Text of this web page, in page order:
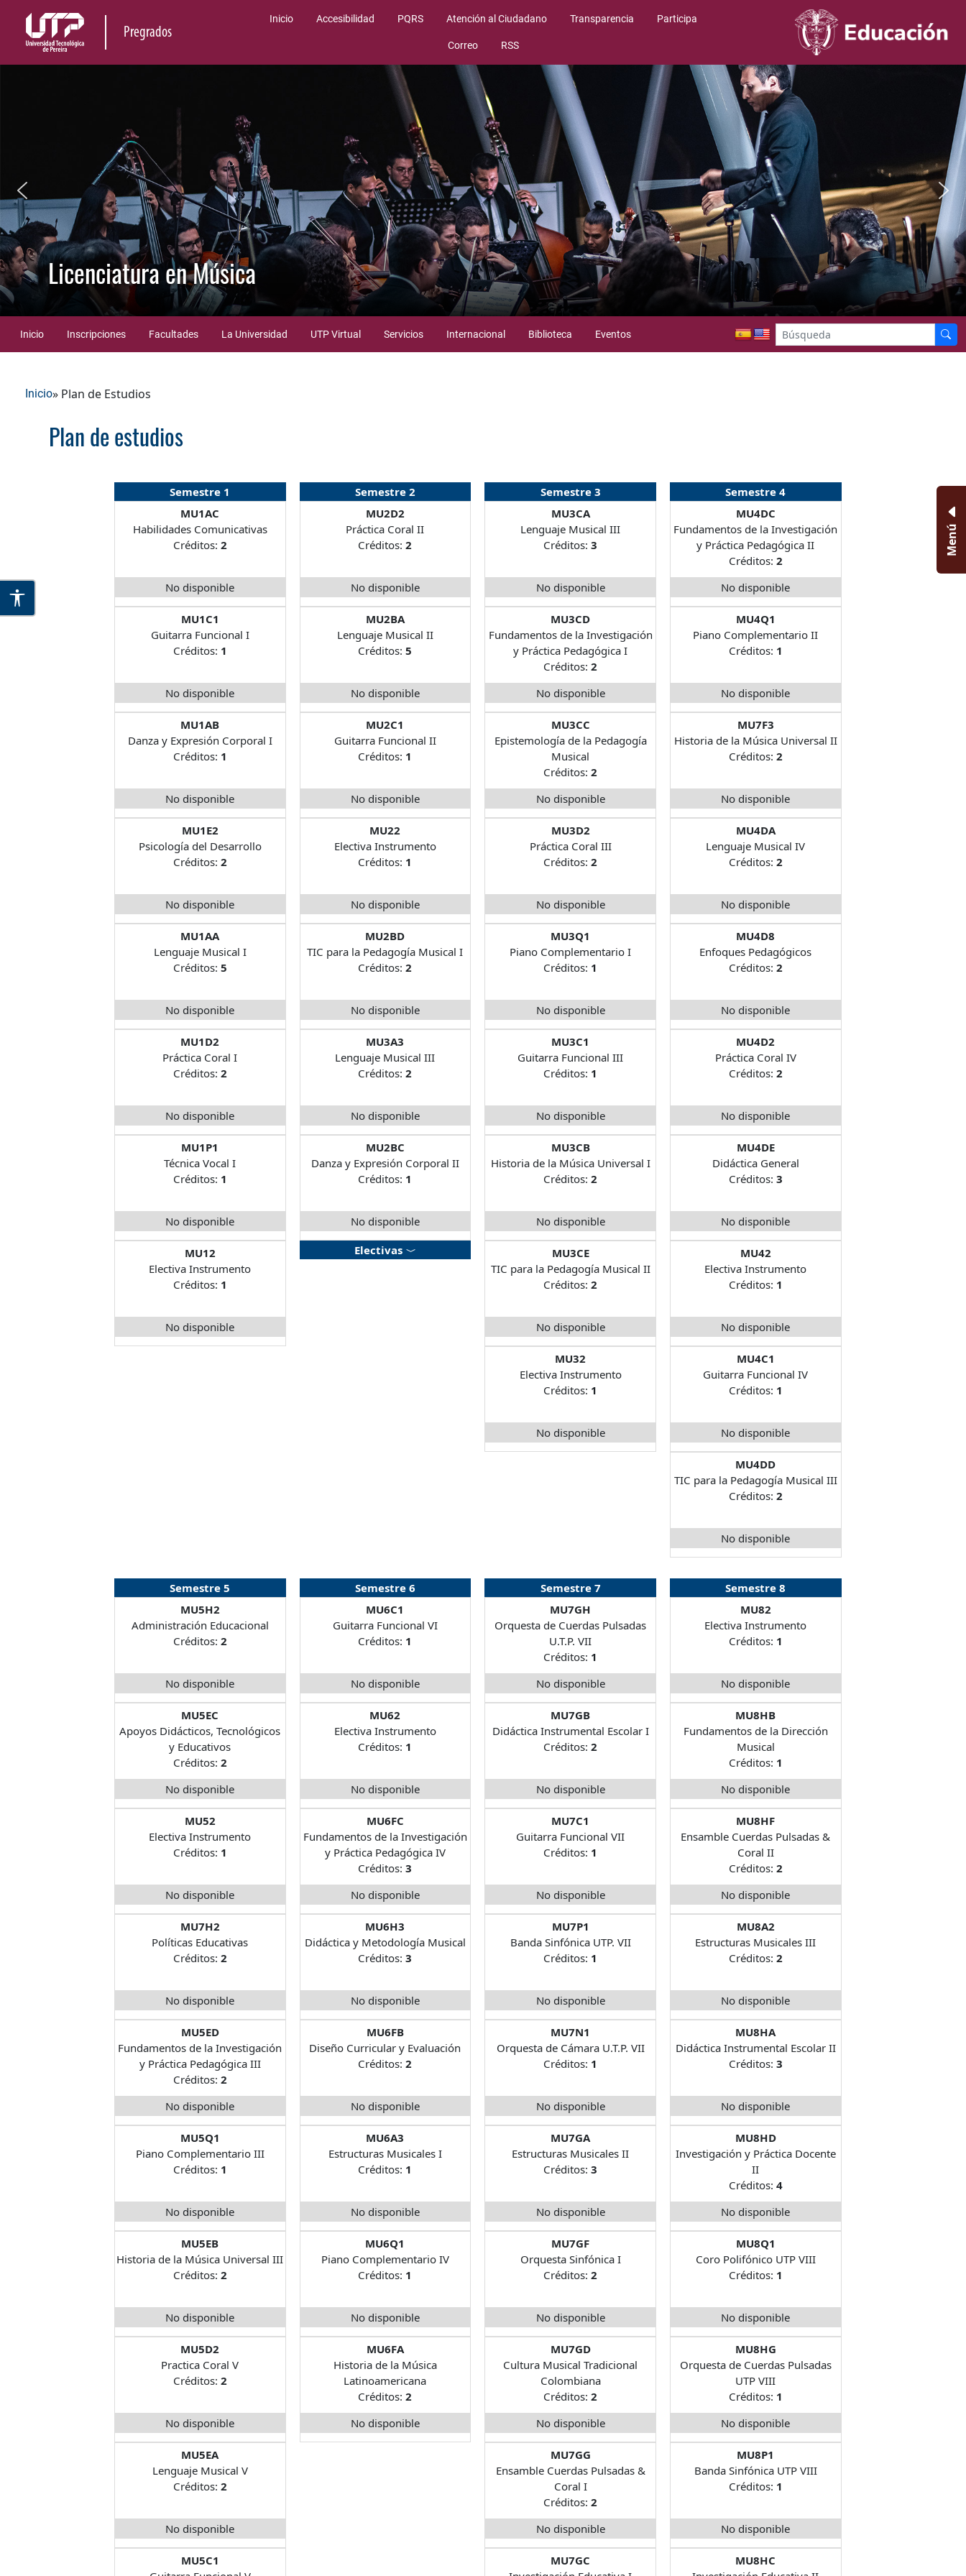
Pregrados
Inicio Accesibilidad PQRS Atención al Ciudadano Transparencia Participa
Correo RSS
Licenciatura en Música
Inicio Inscripciones Facultades La Universidad UTP Virtual Servicios Internacional Biblioteca Eventos
Inicio» Plan de Estudios
Plan de estudios
Semestre 1
MU1AC
Habilidades Comunicativas
Créditos: 2
No disponible
MU1C1
Guitarra Funcional I
Créditos: 1
No disponible
MU1AB
Danza y Expresión Corporal I
Créditos: 1
No disponible
MU1E2
Psicología del Desarrollo
Créditos: 2
No disponible
MU1AA
Lenguaje Musical I
Créditos: 5
No disponible
MU1D2
Práctica Coral I
Créditos: 2
No disponible
MU1P1
Técnica Vocal I
Créditos: 1
No disponible
MU12
Electiva Instrumento
Créditos: 1
No disponible
Semestre 2
MU2D2
Práctica Coral II
Créditos:2
No disponible
MU2BA
Lenguaje Musical II
Créditos:5
No disponible
MU2C1
Guitarra Funcional II
Créditos: 1
No disponible
MU22
Electiva Instrumento
Créditos: 1
No disponible
MU2BD
TIC para la Pedagogía Musical I
Créditos:2
No disponible
MU3A3
Lenguaje Musical III
Créditos:2
No disponible
MU2BC
Danza y Expresión Corporal II
Créditos: 1
No disponible
Electivas
Semestre 3
MU3CA
Lenguaje Musical III
Créditos:3
No disponible
MU3CD
Fundamentos de la Investigación
y Práctica Pedagógica I
Créditos:2
No disponible
MU3CC
Epistemología de la Pedagogía
Musical
Créditos:2
No disponible
MU3D2
Práctica Coral III
Créditos:2
No disponible
MU3Q1
Piano Complementario I
Créditos: 1
No disponible
MU3C1
Guitarra Funcional III
Créditos: 1
No disponible
MU3CB
Historia de la Música Universal I
Créditos:2
No disponible
MU3CE
TIC para la Pedagogía Musical II
Créditos:2
No disponible
MU32
Electiva Instrumento
Créditos: 1
No disponible
Semestre 4
MU4DC
Fundamentos de la Investigación
y Práctica Pedagógica II
Créditos: 2
No disponible
MU4Q1
Piano Complementario II
Créditos: 1
No disponible
MU7F3
Historia de la Música Universal II
Créditos: 2
No disponible
MU4DA
Lenguaje Musical IV
Créditos: 2
No disponible
MU4D8
Enfoques Pedagógicos
Créditos: 2
No disponible
MU4D2
Práctica Coral IV
Créditos: 2
No disponible
MU4DE
Didáctica General
Créditos: 3
No disponible
MU42
Electiva Instrumento
Créditos: 1
No disponible
MU4C1
Guitarra Funcional IV
Créditos: 1
No disponible
MU4DD
TIC para la Pedagogía Musical III
Créditos: 2
No disponible
Semestre 5
MU5H2
Administración Educacional
Créditos: 2
No disponible
MU5EC
Apoyos Didácticos, Tecnológicos
y Educativos
Créditos: 2
No disponible
MU52
Electiva Instrumento
Créditos: 1
No disponible
MU7H2
Políticas Educativas
Créditos: 2
No disponible
MU5ED
Fundamentos de la Investigación
y Práctica Pedagógica III
Créditos: 2
No disponible
MU5Q1
Piano Complementario III
Créditos: 1
No disponible
MU5EB
Historia de la Música Universal III
Créditos: 2
No disponible
MU5D2
Practica Coral V
Créditos: 2
No disponible
MU5EA
Lenguaje Musical V
Créditos: 2
No disponible
MU5C1
Semestre 6
MU6C1
Guitarra Funcional VI
Créditos: 1
No disponible
MU62
Electiva Instrumento
Créditos: 1
No disponible
MU6FC
Fundamentos de la Investigación
y Práctica Pedagógica IV
Créditos:3
No disponible
MU6H3
Didáctica y Metodología Musical
Créditos:3
No disponible
MU6FB
Diseño Curricular y Evaluación
Créditos:2
No disponible
MU6A3
Estructuras Musicales I
Créditos: 1
No disponible
MU6Q1
Piano Complementario IV
Créditos: 1
No disponible
MU6FA
Historia de la Música
Latinoamericana
Créditos:2
No disponible
Semestre 7
MU7GH
Orquesta de Cuerdas Pulsadas
U.T.P. VII
Créditos: 1
No disponible
MU7GB
Didáctica Instrumental Escolar I
Créditos:2
No disponible
MU7C1
Guitarra Funcional VII
Créditos: 1
No disponible
MU7P1
Banda Sinfónica UTP. VII
Créditos: 1
No disponible
MU7N1
Orquesta de Cámara U.T.P. VII
Créditos: 1
No disponible
MU7GA
Estructuras Musicales II
Créditos:3
No disponible
MU7GF
Orquesta Sinfónica I
Créditos:2
No disponible
MU7GD
Cultura Musical Tradicional
Colombiana
Créditos:2
No disponible
MU7GG
Ensamble Cuerdas Pulsadas &
Coral I
Créditos:2
No disponible
MU7GC
Semestre 8
MU82
Electiva Instrumento
Créditos: 1
No disponible
MU8HB
Fundamentos de la Dirección
Musical
Créditos: 1
No disponible
MU8HF
Ensamble Cuerdas Pulsadas &
Coral II
Créditos: 2
No disponible
MU8A2
Estructuras Musicales III
Créditos: 2
No disponible
MU8HA
Didáctica Instrumental Escolar II
Créditos: 3
No disponible
MU8HD
Investigación y Práctica Docente
II
Créditos: 4
No disponible
MU8Q1
Coro Polifónico UTP VIII
Créditos: 1
No disponible
MU8HG
Orquesta de Cuerdas Pulsadas
UTP VIII
Créditos: 1
No disponible
MU8P1
Banda Sinfónica UTP VIII
Créditos: 1
No disponible
MU8HC
Menú